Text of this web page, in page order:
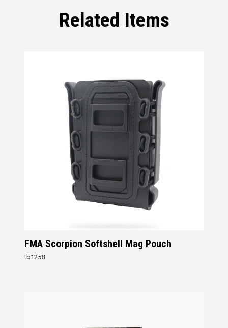
Related Items
FMA Scorpion Softshell Mag Pouch
tb1258